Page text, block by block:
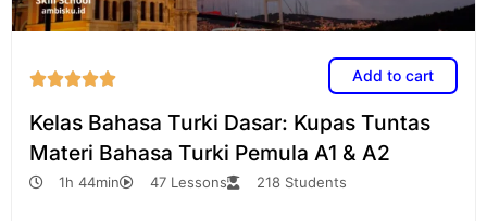
 Add to cart
Kelas Bahasa Turki Dasar: Kupas Tuntas
Materi Bahasa Turki Pemula A1 & A2
1h 44min 47 Lessons 218 Students